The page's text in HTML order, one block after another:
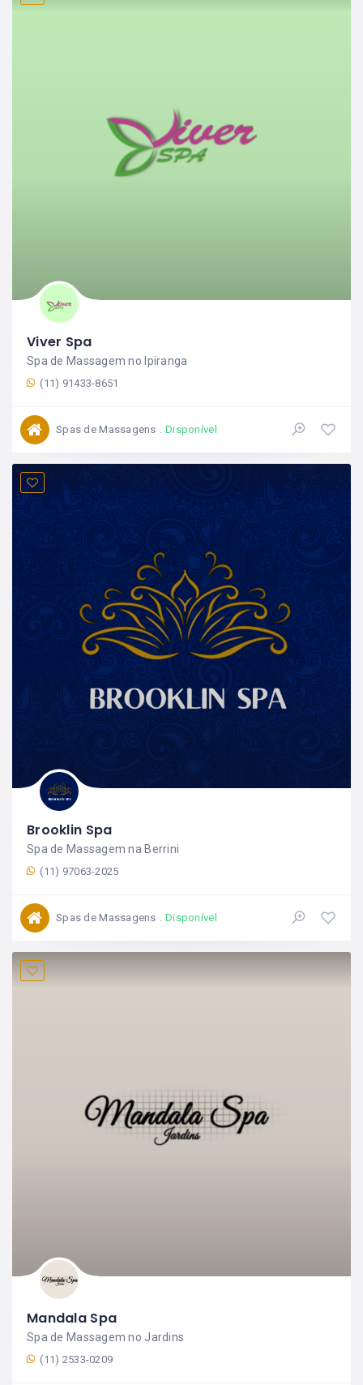
Viver Spa
Spa de Massagem no Ipiranga
(11) 91433-8651
Spas de Massagens Disponível
Brooklin Spa
Spa de Massagem na Berrini
(11) 97063-2025
Spas de Massagens Disponível
Mandala Spa
Spa de Massagem no Jardins
(11) 2533-0209